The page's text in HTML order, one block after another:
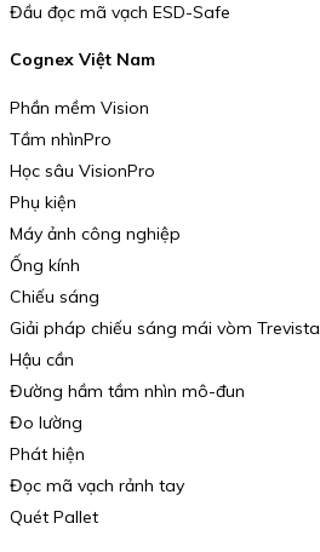
Đầu đọc mã vạch ESD-Safe
Cognex Việt Nam
Phần mềm Vision
Tầm nhìnPro
Học sâu VisionPro
Phụ kiện
Máy ảnh công nghiệp
Ống kính
Chiếu sáng
Giải pháp chiếu sáng mái vòm Trevista
Hậu cần
Đường hầm tầm nhìn mô-đun
Đo lường
Phát hiện
Đọc mã vạch rảnh tay
Quét Pallet